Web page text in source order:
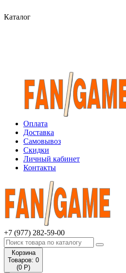
Каталог
Оплата
Доставка
Самовывоз
Скидки
Личный кабинет
Контакты
+7 (977) 282-59-00
Корзина
Товаров: 0
(0 Р)